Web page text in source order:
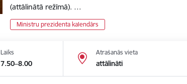
(attālinātā režīmā). …
Ministru prezidenta kalendārs
Laiks
7.50–8.00
Atrašanās vieta
attālināti